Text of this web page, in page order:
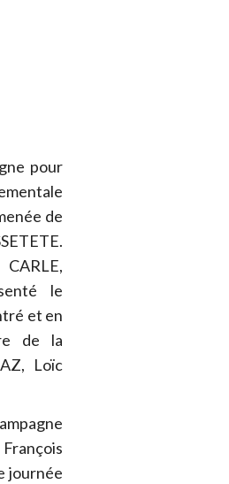
pour
de
le
et en
de la
Loïc
journée